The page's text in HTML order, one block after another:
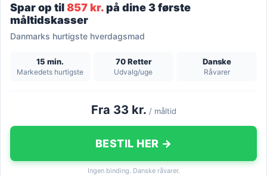
Spar op til857 kr.på dine 3 første
måltidskasser
Danmarks hurtigste hverdagsmad
15 min.
Markedets hurtigste
70 Retter
Udvalg/uge
Danske
Råvarer
Fra 33 kr. / måltid
BESTIL HER →
Ingen binding. Danske råvarer.